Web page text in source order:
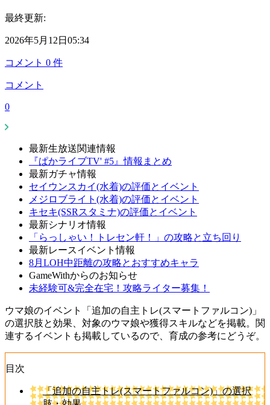
最終更新:
2026年5月12日05:34
コメント 0 件
コメント
0
最新生放送関連情報
『ぱかライブTV' #5』情報まとめ
最新ガチャ情報
セイウンスカイ(水着)の評価とイベント
メジロブライト(水着)の評価とイベント
キセキ(SSRスタミナ)の評価とイベント
最新シナリオ情報
「らっしゃい！トレセン軒！」の攻略と立ち回り
最新レースイベント情報
8月LOH中距離の攻略とおすすめキャラ
GameWithからのお知らせ
未経験可&完全在宅！攻略ライター募集！
ウマ娘のイベント「追加の自主トレ(スマートファルコン)」
の選択肢と効果、対象のウマ娘や獲得スキルなどを掲載。関
連するイベントも掲載しているので、育成の参考にどうぞ。
目次
「追加の自主トレ(スマートファルコン)」の選択